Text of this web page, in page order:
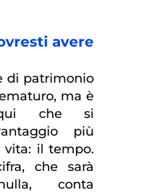
avere
di patrimonio
ma è
qui che si
più
vita: il tempo.
che sarà
conta